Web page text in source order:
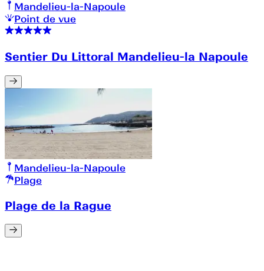
Mandelieu-la-Napoule
Point de vue
Sentier Du Littoral Mandelieu-la Napoule
Mandelieu-la-Napoule
Plage
Plage de la Rague